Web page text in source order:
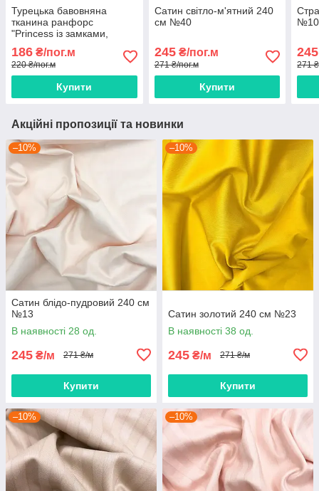
Турецька бавовняна
тканина ранфорс
"Princess із замками,
рожевому" 240 см
186 ₴/пог.м
220 ₴/пог.м
Купити
Сатин світло-м'ятний 240
см №40
245₴/пог.м
271 ₴/пог.м
Купити
№10
245
271
Акційні пропозиції та новинки
–10%
Сатин блідо-пудровий 240 см
№13
В наявності 28 од.
245 ₴/м 271 ₴/м
Купити
–10%
Сатин золотий 240 см №23
В наявності 38 од.
245 ₴/м 271 ₴/м
Купити
–10% –10%